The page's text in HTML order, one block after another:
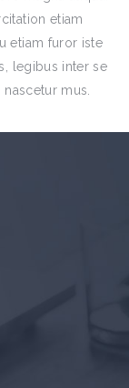
etiam
etiam furor iste
legibus inter se
mus.